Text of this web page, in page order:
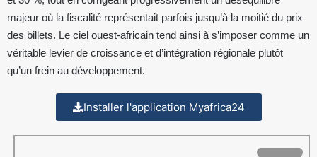
majeur où la fiscalité représentait parfois jusqu’à la moitié du prix
des billets. Le ciel ouest-africain tend ainsi à s’imposer comme un
véritable levier de croissance et d’intégration régionale plutôt
qu’un frein au développement.
Installer l'application Myafrica24